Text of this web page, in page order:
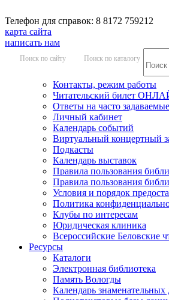
Телефон для справок: 8 8172 759212
карта сайта
написать нам
Поиск по сайту Поиск по каталогу
Контакты, режим работы
Читательский билет
Ответы на часто
Личный кабинет
Календарь событий
Виртуальный концертный
Подкасты
Календарь выставок
Правила пользования
Правила пользования
Условия и порядок
Политика
Клубы по интересам
Юридическая клиника
Всероссийские Беловские
Ресурсы
Каталоги
Электронная библиотека
Память Вологды
Календарь знаменательных